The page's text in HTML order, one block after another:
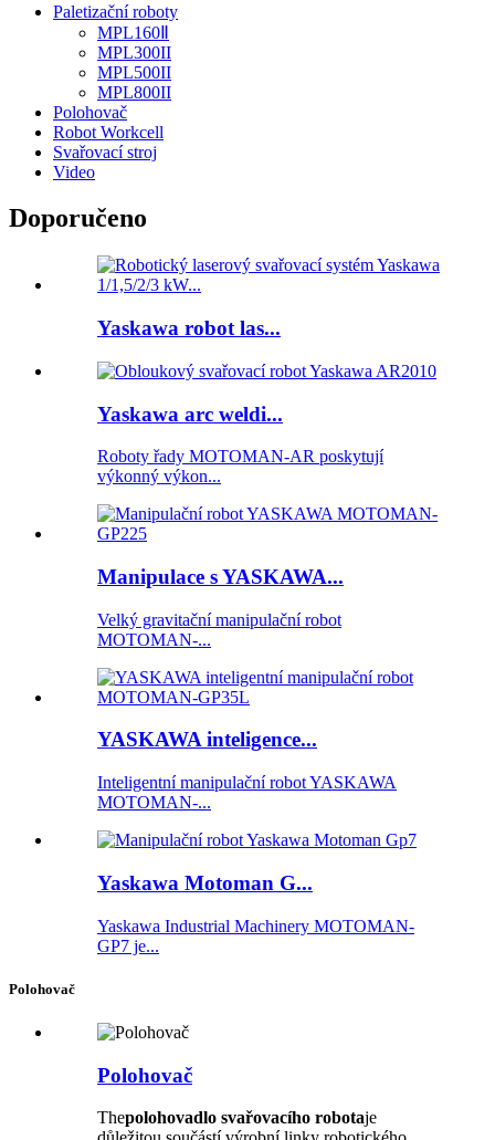
Paletizační roboty
MPL160Ⅱ
MPL300II
MPL500II
MPL800II
Polohovač
Robot Workcell
Svařovací stroj
Video
Doporučeno
Yaskawa robot las...
Yaskawa arc weldi...
Roboty řady MOTOMAN-AR poskytují
výkonný výkon...
Manipulace s YASKAWA...
Velký gravitační manipulační robot
MOTOMAN-...
YASKAWA inteligence...
Inteligentní manipulační robot YASKAWA
MOTOMAN-...
Yaskawa Motoman G...
Yaskawa Industrial Machinery MOTOMAN-
GP7 je...
Polohovač
Polohovač
Thepolohovadlo svařovacího robotaje